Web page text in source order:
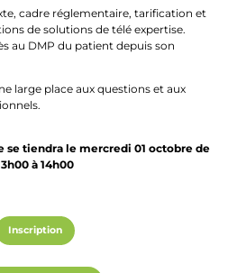
cadre réglementaire, tarification et
de solutions de télé expertise.
au DMP du patient depuis son
large place aux questions et aux
se tiendra le mercredi 01 octobre de
à 14h00
Inscription